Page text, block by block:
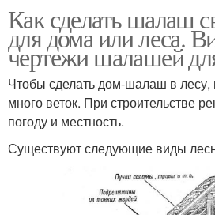
Как сделать шалаш
для дома или леса.
чертежи шалашей
Чтобы сделать дом-шалаш в лесу,
много веток. При строительстве
погоду и местность.
Существуют следующие виды